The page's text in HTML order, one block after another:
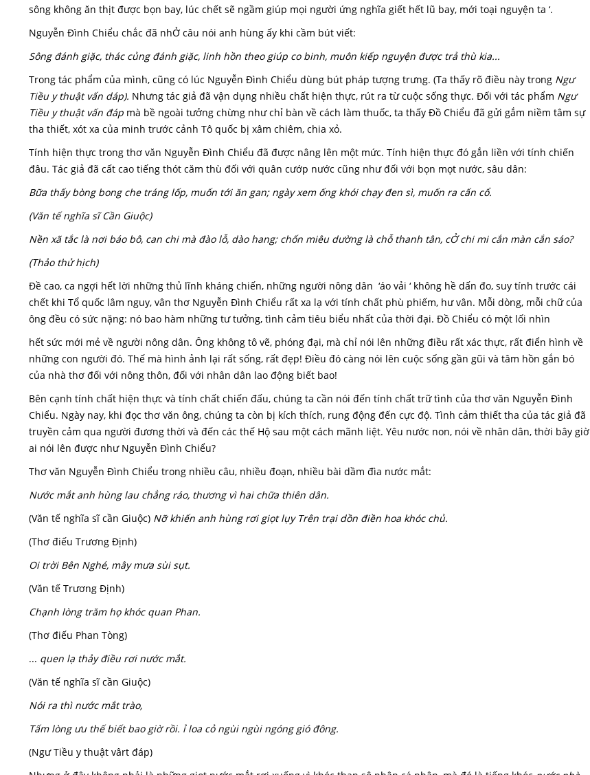
sông không ăn thịt được bọn bay, lúc chết sẽ ngầm giúp mọi người ứng nghĩa giết hết lũ bay, mới toại nguyện ta ‘.
Nguyễn Đình Chiểu chắc đã nhỞ câu nói anh hùng ấy khi cầm bút viết:
Sông đánh giặc, thác củng đánh giặc, linh hồn theo giúp co binh, muôn kiếp nguyện được trả thù kia...
Trong tác phẩm của mình, cũng có lúc Nguyễn Đình Chiểu dùng bút pháp tượng trưng. (Ta thấy rõ điều này trong Ngư
Tiều y thuật vấn dáp). Nhưng tác giả đã vận dụng nhiều chất hiện thực, rút ra từ cuộc sống thực. Đối với tác phẩm Ngư
Tiều y thuật vấn đáp mà bề ngoài tưởng chừng như chỉ bàn về cách làm thuốc, ta thấy Đồ Chiểu đã gửi gắm niềm tâm sự
tha thiết, xót xa của minh trước cảnh Tô quốc bị xâm chiêm, chia xỏ.
Tính hiện thực trong thơ văn Nguyễn Đình Chiểu đã được nâng lên một mức. Tính hiện thực đó gắn liền với tính chiến
đâu. Tác giả đã cất cao tiếng thót căm thù đối với quân cướp nước cũng như đối với bọn mọt nước, sâu dân:
Bữa thấy bòng bong che tráng lốp, muốn tới ăn gan; ngày xem ống khói chạy đen sì, muốn ra cấn cổ.
(Văn tế nghĩa sĩ Cần Giuộc)
Nền xã tắc là nơi báo bô, can chi mà đào lỗ, dào hang; chốn miêu dường là chỗ thanh tân, cỞ chi mi cắn màn cắn sáo?
(Thảo thử hịch)
Đề cao, ca ngợi hết lời những thủ lĩnh kháng chiến, những người nông dân ‘áo vải ‘ không hề dấn đo, suy tính trước cái
chết khi Tổ quốc lâm nguy, vân thơ Nguyễn Đình Chiểu rất xa lạ với tính chất phù phiếm, hư vân. Mỗi dòng, mỗi chữ của
ông đều có sức nặng: nó bao hàm những tư tưởng, tình cảm tiêu biểu nhất của thời đại. Đồ Chiểu có một lối nhìn
hết sức mới mẻ về người nông dân. Ông không tô vẽ, phóng đại, mà chỉ nói lên những điều rất xác thực, rất điển hình về
những con người đó. Thế mà hình ảnh lại rất sống, rất đẹp! Điều đó càng nói lên cuộc sống gần gũi và tâm hồn gắn bó
của nhà thơ đối với nông thôn, đối với nhân dân lao động biết bao!
Bên cạnh tính chất hiện thực và tính chất chiến đấu, chúng ta cần nói đến tính chất trữ tình của thơ văn Nguyễn Đình
Chiểu. Ngày nay, khi đọc thơ văn ông, chúng ta còn bị kích thích, rung động đến cực độ. Tình cảm thiết tha của tác giả đã
truyền cảm qua người đương thời và đến các thế Hộ sau một cách mãnh liệt. Yêu nước non, nói về nhân dân, thời bây giờ
ai nói lên được như Nguyễn Đình Chiểu?
Thơ văn Nguyễn Đình Chiểu trong nhiều câu, nhiều đoạn, nhiều bài dầm đìa nước mắt:
Nước mắt anh hùng lau chẳng ráo, thương vì hai chữa thiên dân.
(Văn tế nghĩa sĩ cần Giuộc) Nỡ khiến anh hùng rơi giọt lụy Trên trại dồn điền hoa khóc chủ.
(Thơ điếu Trương Định)
Oi trời Bên Nghé, mây mưa sùi sụt.
(Văn tế Trương Định)
Chạnh lòng trăm họ khóc quan Phan.
(Thơ điếu Phan Tòng)
... quen lạ thảy điều rơi nước mắt.
(Văn tế nghĩa sĩ cần Giuộc)
Nói ra thì nước mắt trào,
Tấm lòng ưu thế biết bao giờ rồi. ỉ loa cỏ ngùi ngùi ngóng gió đông.
(Ngư Tiều y thuật vârt đáp)